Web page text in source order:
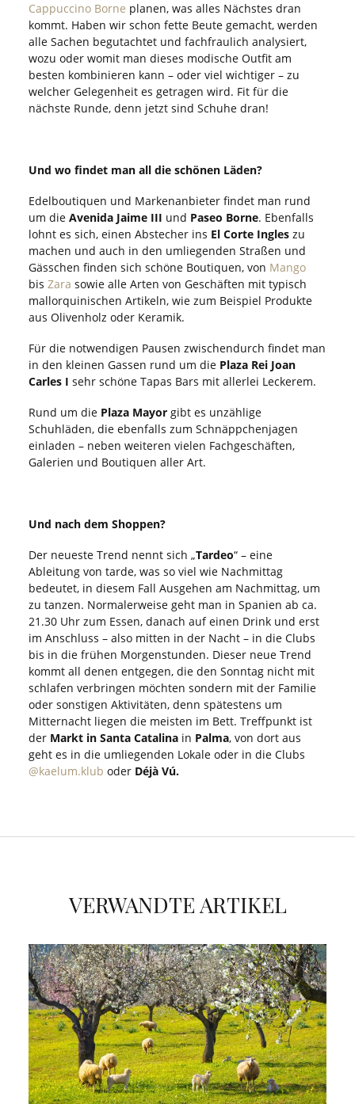
Cappuccino Borne planen, was alles Nächstes dran
kommt. Haben wir schon fette Beute gemacht, werden
alle Sachen begutachtet und fachfraulich analysiert,
wozu oder womit man dieses modische Outfit am
besten kombinieren kann – oder viel wichtiger – zu
welcher Gelegenheit es getragen wird. Fit für die
nächste Runde, denn jetzt sind Schuhe dran!
Und wo findet man all die schönen Läden?
Edelboutiquen und Markenanbieter findet man rund
um die Avenida Jaime III und Paseo Borne. Ebenfalls
lohnt es sich, einen Abstecher ins El Corte Ingles zu
machen und auch in den umliegenden Straßen und
Gässchen finden sich schöne Boutiquen, von Mango
bis Zara sowie alle Arten von Geschäften mit typisch
mallorquinischen Artikeln, wie zum Beispiel Produkte
aus Olivenholz oder Keramik.
Für die notwendigen Pausen zwischendurch findet man
in den kleinen Gassen rund um die Plaza Rei Joan
Carles I sehr schöne Tapas Bars mit allerlei Leckerem.
Rund um die Plaza Mayor gibt es unzählige
Schuhläden, die ebenfalls zum Schnäppchenjagen
einladen – neben weiteren vielen Fachgeschäften,
Galerien und Boutiquen aller Art.
Und nach dem Shoppen?
Der neueste Trend nennt sich „Tardeo“ – eine
Ableitung von tarde, was so viel wie Nachmittag
bedeutet, in diesem Fall Ausgehen am Nachmittag, um
zu tanzen. Normalerweise geht man in Spanien ab ca.
21.30 Uhr zum Essen, danach auf einen Drink und erst
im Anschluss – also mitten in der Nacht – in die Clubs
bis in die frühen Morgenstunden. Dieser neue Trend
kommt all denen entgegen, die den Sonntag nicht mit
schlafen verbringen möchten sondern mit der Familie
oder sonstigen Aktivitäten, denn spätestens um
Mitternacht liegen die meisten im Bett. Treffpunkt ist
der Markt in Santa Catalina in Palma, von dort aus
geht es in die umliegenden Lokale oder in die Clubs
@kaelum.klub oder Déjà Vú.
VERWANDTE ARTIKEL